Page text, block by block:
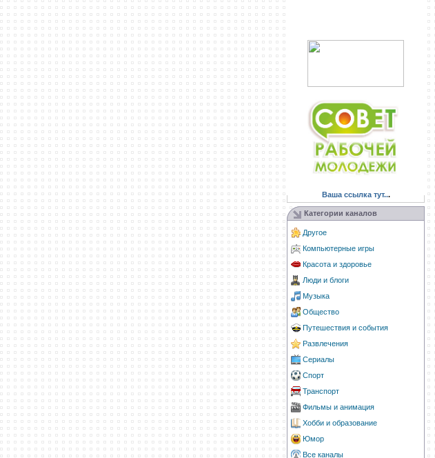
Ваша ссылка тут...
Категории каналов
Другое
Компьютерные игры
Красота и здоровье
Люди и блоги
Музыка
Общество
Путешествия и события
Развлечения
Сериалы
Спорт
Транспорт
Фильмы и анимация
Хобби и образование
Юмор
Все каналы